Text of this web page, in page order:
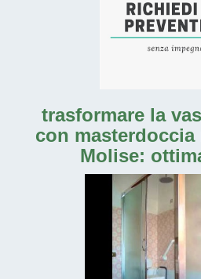
trasformare la
con
Molise: